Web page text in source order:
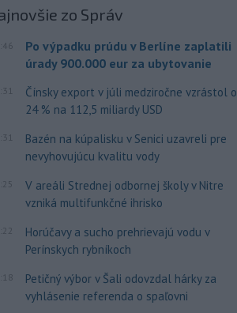
zo Správ
Po výpadku prúdu v Berlíne zaplatili
úrady 900.000 eur za ubytovanie
Čínsky export v júli medziročne vzrástol o
24 % na 112,5 miliardy USD
Bazén na kúpalisku v Senici uzavreli pre
nevyhovujúcu kvalitu vody
V areáli Strednej odbornej školy v Nitre
vzniká multifunkčné ihrisko
Horúčavy a sucho prehrievajú vodu v
Perínskych rybníkoch
Petičný výbor v Šali odovzdal hárky za
vyhlásenie referenda o spaľovni